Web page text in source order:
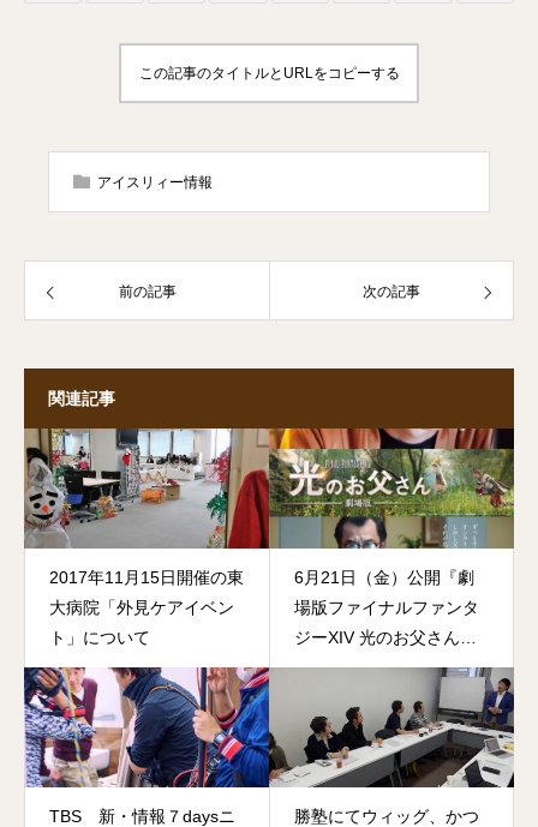
この記事のタイトルとURLをコピーする
アイスリィー情報
前の記事 次の記事
関連記事
2017年11月15日開催の東
大病院「外見ケアイベン
ト」について
6月21日（金）公開『劇
場版ファイナルファンタ
ジーXIV 光のお父さん』
に弊社ウィッグを提供し
TBS 新・情報７daysニ
勝塾にてウィッグ、かつ